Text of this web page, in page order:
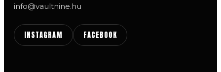
info@vaultnine.hu
INSTAGRAM FACEBOOK